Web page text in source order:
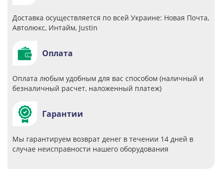
Доставка осуществляется по всей Украине: Новая Почта,
Автолюкс, Интайм, Justin
Оплата
Оплата любым удобным для вас способом (наличный и
безналичный расчет, наложенный платеж)
Гарантии
Мы гарантируем возврат денег в течении 14 дней в
случае неисправности нашего оборудования